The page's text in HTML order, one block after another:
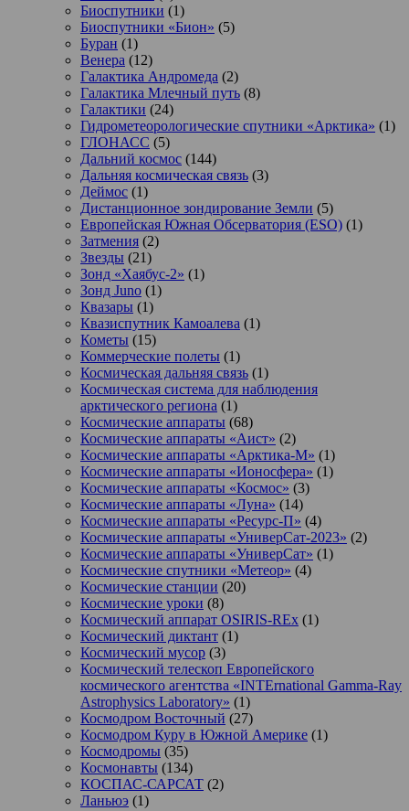
Биоспутники (1)
Биоспутники «Бион» (5)
Буран (1)
Венера (12)
Галактика Андромеда (2)
Галактика Млечный путь (8)
Галактики (24)
Гидрометеорологические спутники «Арктика» (1)
ГЛОНАСС (5)
Дальний космос (144)
Дальняя космическая связь (3)
Деймос (1)
Дистанционное зондирование Земли (5)
Европейская Южная Обсерватория (ESO) (1)
Затмения (2)
Звезды (21)
Зонд «Хаябус-2» (1)
Зонд Juno (1)
Квазары (1)
Квазиспутник Камоалева (1)
Кометы (15)
Коммерческие полеты (1)
Космическая дальняя связь (1)
Космическая система для наблюдения
арктического региона (1)
Космические аппараты (68)
Космические аппараты «Аист» (2)
Космические аппараты «Арктика-М» (1)
Космические аппараты «Ионосфера» (1)
Космические аппараты «Космос» (3)
Космические аппараты «Луна» (14)
Космические аппараты «Ресурс-П» (4)
Космические аппараты «УниверСат-2023» (2)
Космические аппараты «УниверСат» (1)
Космические спутники «Метеор» (4)
Космические станции (20)
Космические уроки (8)
Космический аппарат OSIRIS-REx (1)
Космический диктант (1)
Космический мусор (3)
Космический телескоп Европейского
космического агентства «INTErnational Gamma-Ray
Astrophysics Laboratory» (1)
Космодром Восточный (27)
Космодром Куру в Южной Америке (1)
Космодромы (35)
Космонавты (134)
КОСПАС-САРСАТ (2)
Ланьюэ (1)